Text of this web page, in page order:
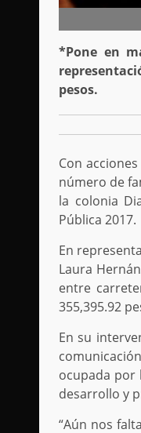
*Pone en
pesos.
Con
número de
la colonia
Pública 2017.
En
Laura
entre
355,395.92
En su
ocupada por
desarrollo y
“Aún nos